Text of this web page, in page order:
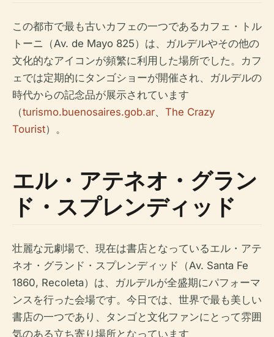
この都市で最も古いカフェの一つであるカフェ・トル
トーニ（Av. de Mayo 825）は、ガルデルやその他の
文化的なアイコンが頻繁に利用した場所でした。カフ
ェでは定期的にタンゴショーが開催され、ガルデルの
時代からの記念品が展示されています
（turismo.buenosaires.gob.ar、 The Crazy
Tourist）。
エル・アテネオ・グラン
ド・スプレンディッド
壮麗な元劇場で、現在は書店となっているエル・アテ
ネオ・グランド・スプレンディッド（Av. Santa Fe
1860, Recoleta）は、ガルデルが全盛期にパフォーマ
ンスを行った会場です。今日では、世界で最も美しい
書店の一つであり、タンゴと文化ファンにとって雰囲
気のある立ち寄り場所となっています